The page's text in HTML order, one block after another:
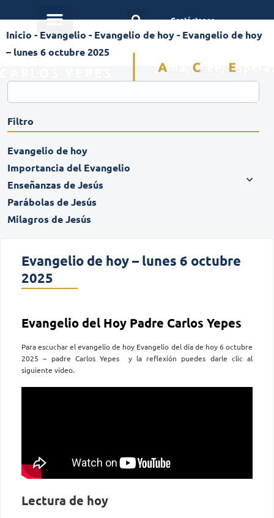
Contáctanos
Inicio - Evangelio - Evangelio de hoy- Evangelio de hoy
– lunes 6 octubre 2025
Filtro
Evangelio de hoy
Importancia del Evangelio
Enseñanzas de Jesús
Parábolas de Jesús
Milagros de Jesús
Evangelio de hoy – lunes 6 octubre
2025
Evangelio del Hoy Padre Carlos Yepes
Para escuchar el evangelio de hoy Evangelio del día de hoy 6 octubre
2025 – padre Carlos Yepes y la reflexión puedes darle clic al
siguiente video.
Lectura de hoy